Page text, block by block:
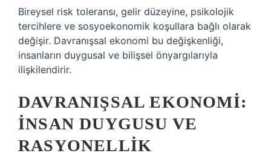
Bireysel risk toleransı, gelir düzeyine, psikolojik
tercihlere ve sosyoekonomik koşullara bağlı olarak
değişir. Davranışsal ekonomi bu değişkenliği,
insanların duygusal ve bilişsel önyargılarıyla
ilişkilendirir.
DAVRANIŞSAL EKONOMI:
İNSAN DUYGUSU VE
RASYONELLIK